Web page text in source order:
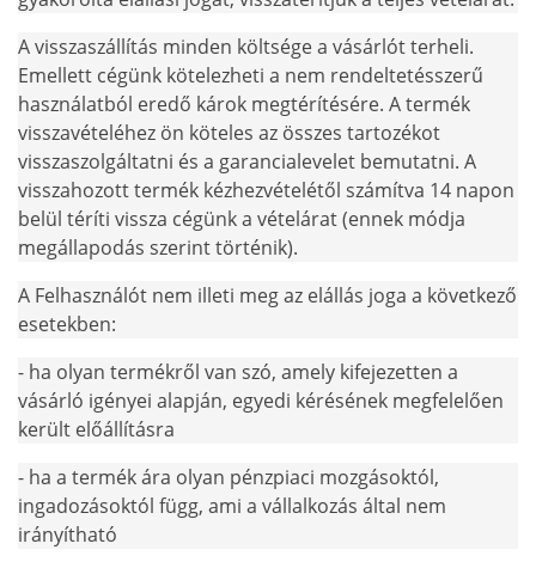
A visszaszállítás minden költsége a vásárlót terheli.
Emellett cégünk kötelezheti a nem rendeltetésszerű
használatból eredő károk megtérítésére. A termék
visszavételéhez ön köteles az összes tartozékot
visszaszolgáltatni és a garancialevelet bemutatni. A
visszahozott termék kézhezvételétől számítva 14 napon
belül téríti vissza cégünk a vételárat (ennek módja
megállapodás szerint történik).
A Felhasználót nem illeti meg az elállás joga a következő
esetekben:
- ha olyan termékről van szó, amely kifejezetten a
vásárló igényei alapján, egyedi kérésének megfelelően
került előállításra
- ha a termék ára olyan pénzpiaci mozgásoktól,
ingadozásoktól függ, ami a vállalkozás által nem
irányítható